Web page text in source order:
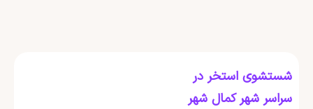
شستشوی استخر در
سراسر شهر کمال شهر